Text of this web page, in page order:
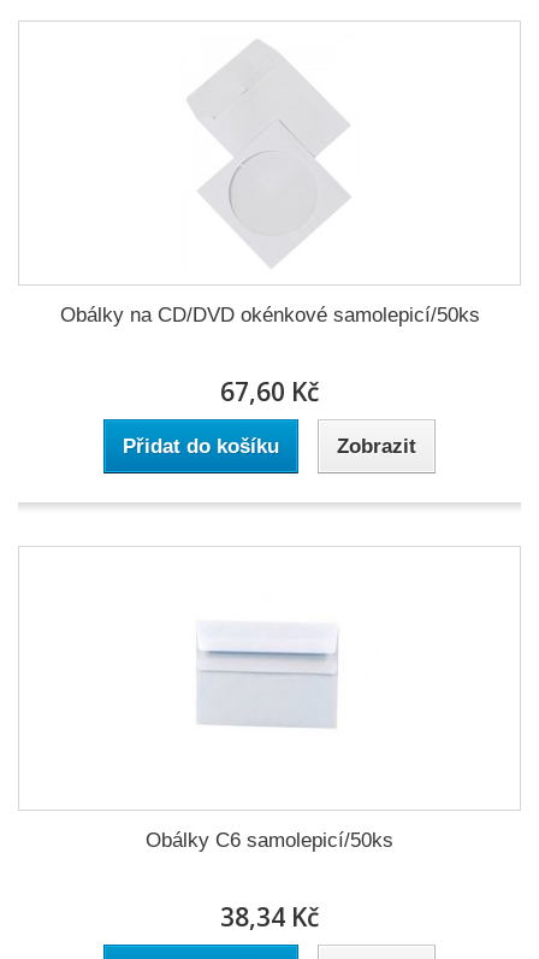
Obálky na CD/DVD okénkové samolepicí/50ks
67,60 Kč
Přidat do košíku Zobrazit
Obálky C6 samolepicí/50ks
38,34 Kč